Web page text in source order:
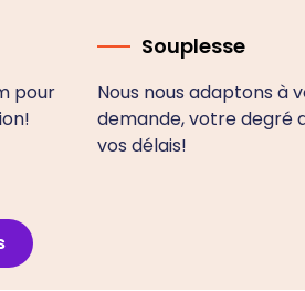
pour
Souplesse
Nous nous adaptons à
demande, votre degré
vos délais!